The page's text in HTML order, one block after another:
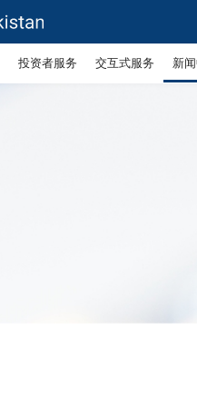
投资者服务 交互式服务 新